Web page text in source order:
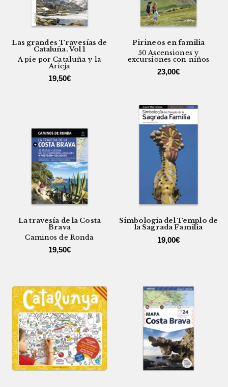
Las grandes Travesías de
Cataluña. Vol 1
A pie por Cataluña y la
Arieja
19,50€
Pirineos en familia
50 Ascensiones y
excursiones con niños
23,00€
La travesía de la Costa
Brava
Caminos de Ronda
19,50€
Simbología del Templo de
la Sagrada Familia
19,00€